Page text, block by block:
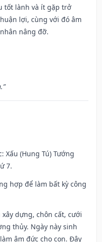
tốt lành và ít gặp trở
lợi, cùng với đó âm
nâng đỡ.
Xấu (Hung Tú) Tướng
7.
hợp để làm bất kỳ công
dựng, chôn cất, cưới
thủy. Ngày này sinh
âm đức cho con. Đây